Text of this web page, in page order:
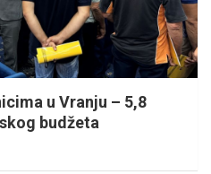
u Vranju – 5,8
budžeta